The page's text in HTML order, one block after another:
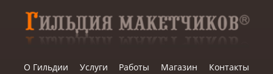
content
О Гильдии Услуги Работы Магазин Контакты